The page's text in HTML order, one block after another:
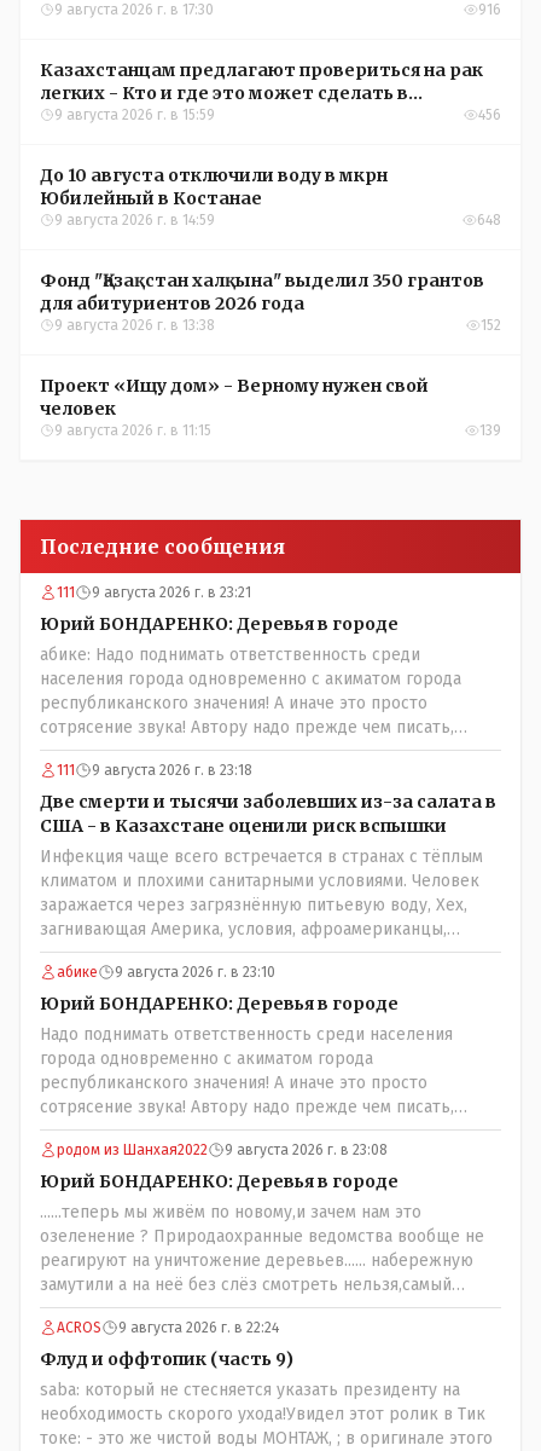
9 августа 2026 г. в 17:30 916
Казахстанцам предлагают провериться на рак
легких - Кто и где это может сделать в
Костанайской области
9 августа 2026 г. в 15:59 456
До 10 августа отключили воду в мкрн
Юбилейный в Костанае
9 августа 2026 г. в 14:59 648
Фонд "Қазақстан халқына" выделил 350 грантов
для абитуриентов 2026 года
9 августа 2026 г. в 13:38 152
Проект «Ищу дом» - Верному нужен свой
человек
9 августа 2026 г. в 11:15 139
Последние сообщения
111 9 августа 2026 г. в 23:21
Юрий БОНДАРЕНКО: Деревья в городе
абике: Надо поднимать ответственность среди
населения города одновременно с акиматом города
республиканского значения! А иначе это просто
сотрясение звука! Автору надо прежде чем писать,
необходимо самому обратиться в ЖКХ акимата и
разобраться прежде чем своей статьей провоцировать
население города!Согласен всецело!
111 9 августа 2026 г. в 23:18
Две смерти и тысячи заболевших из-за салата в
США - в Казахстане оценили риск вспышки
Инфекция чаще всего встречается в странах с тёплым
климатом и плохими санитарными условиями. Человек
заражается через загрязнённую питьевую воду, Хех,
загнивающая Америка, условия, афроамериканцы,
грязная вода, отсутствие страховок, нечистоплотные
мигранты и прочее.. Лучше России и Казахстана жить
негде..
абике 9 августа 2026 г. в 23:10
Юрий БОНДАРЕНКО: Деревья в городе
Надо поднимать ответственность среди населения
города одновременно с акиматом города
республиканского значения! А иначе это просто
сотрясение звука! Автору надо прежде чем писать,
необходимо самому обратиться в ЖКХ акимата и
разобраться прежде чем своей статьей провоцировать
население города!
родом из Шанхая2022 9 августа 2026 г. в 23:08
Юрий БОНДАРЕНКО: Деревья в городе
......теперь мы живём по новому,и зачем нам это
озеленение ? Природаохранные ведомства вообще не
реагируют на уничтожение деревьев...... набережную
замутили а на неё без слёз смотреть нельзя,самый
наивысший уровень рукопопства наших
строителей"специалистов",как исторические здания
сносить пожалуйста ,а как на века построить слабо.....Вы
вот господин Бондаренко большой учёный прошлись
бы по историческим постройкам сколько было
ликвидировано в советское время и в наше.......
ACROS 9 августа 2026 г. в 22:24
Флуд и оффтопик (часть 9)
saba: который не стесняется указать президенту на
необходимость скорого ухода!Увидел этот ролик в Тик
токе: - это же чистой воды МОНТАЖ, ; в оригинале этого